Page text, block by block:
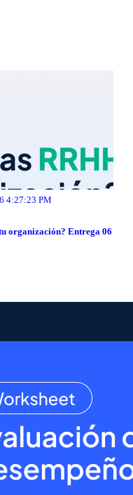
4:27:23 PM
organización? Entrega 06